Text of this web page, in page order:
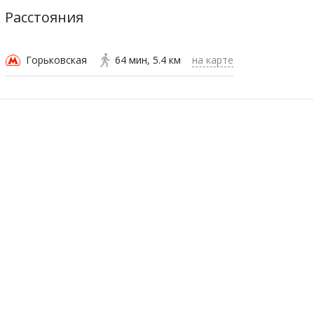
Расстояния
Горьковская 64 мин 5.4 км на карте